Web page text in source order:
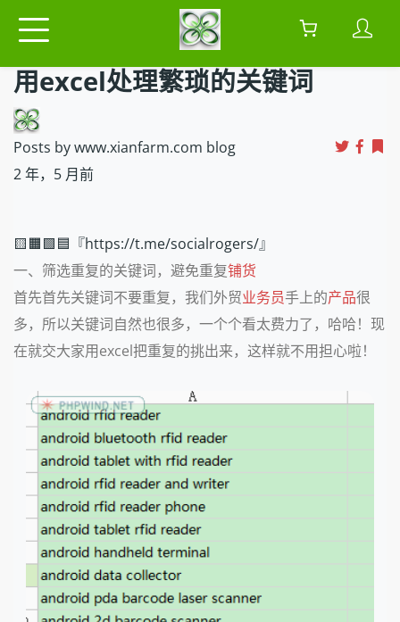
用excel处理繁琐的关键词
Posts by www.xianfarm.com blog
2 年，5 月前
🟨🟧🟩🟦『https://t.me/socialrogers/』
一、筛选重复的关键词，避免重复铺货
首先首先关键词不要重复，我们外贸业务员手上的产品很
多，所以关键词自然也很多，一个个看太费力了，哈哈！现
在就交大家用excel把重复的挑出来，这样就不用担心啦！